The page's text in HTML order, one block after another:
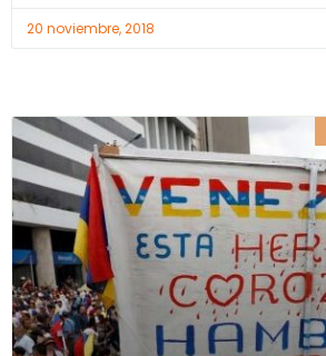
20 noviembre, 2018